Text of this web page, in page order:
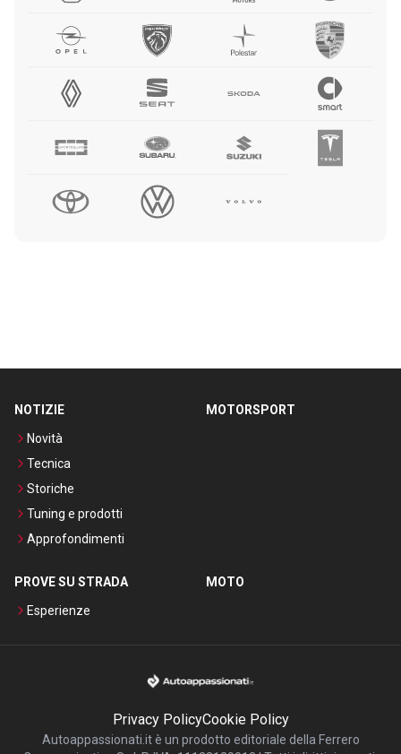
NOTIZIE
Novità
Tecnica
Storiche
Tuning e prodotti
Approfondimenti
MOTORSPORT
PROVE SU STRADA
Esperienze
MOTO
Privacy PolicyCookie Policy
Autoappassionati.it è un prodotto editoriale della Ferrero